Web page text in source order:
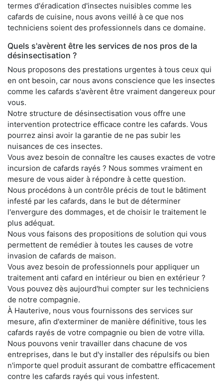
termes d'éradication d'insectes nuisibles comme les
cafards de cuisine, nous avons veillé à ce que nos
techniciens soient des professionnels dans ce domaine.
Quels s'avèrent être les services de nos pros de la
désinsectisation ?
Nous proposons des prestations urgentes à tous ceux qui
en ont besoin, car nous avons conscience que les insectes
comme les cafards s'avèrent être vraiment dangereux pour
vous.
Notre structure de désinsectisation vous offre une
intervention protectrice efficace contre les cafards. Vous
pourrez ainsi avoir la garantie de ne pas subir les
nuisances de ces insectes.
Vous avez besoin de connaître les causes exactes de votre
incursion de cafards rayés ? Nous sommes vraiment en
mesure de vous aider à répondre à cette question.
Nous procédons à un contrôle précis de tout le bâtiment
infesté par les cafards, dans le but de déterminer
l'envergure des dommages, et de choisir le traitement le
plus adéquat.
Nous vous faisons des propositions de solution qui vous
permettent de remédier à toutes les causes de votre
invasion de cafards de maison.
Vous avez besoin de professionnels pour appliquer un
traitement anti cafard en intérieur ou bien en extérieur ?
Vous pouvez dès aujourd'hui compter sur les techniciens
de notre compagnie.
À Hauterive, nous vous fournissons des services sur
mesure, afin d'exterminer de manière définitive, tous les
cafards rayés de votre compagnie ou bien de votre villa.
Nous pouvons venir travailler dans chacune de vos
entreprises, dans le but d'y installer des répulsifs ou bien
n'importe quel produit assurant de combattre efficacement
contre les cafards rayés qui vous infestent.